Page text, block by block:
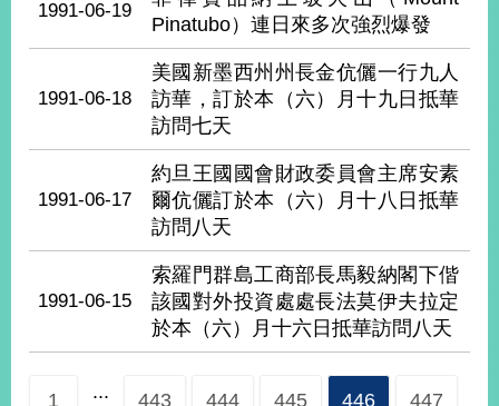
資
開
務
相
網
1991-06-19
Pinatubo）連日來多次強烈爆發
1991-06-18
美國新墨西州州長金伉儷一行九人
訪華，訂於本（六）月十九日抵華
訪問七天
1991-06-17
約旦王國國會財政委員會主席安素
爾伉儷訂於本（六）月十八日抵華
訪問八天
1991-06-15
索羅門群島工商部長馬毅納閣下偕
該國對外投資處處長法莫伊夫拉定
於本（六）月十六日抵華訪問八天
1 ... 443 444 445 446 447